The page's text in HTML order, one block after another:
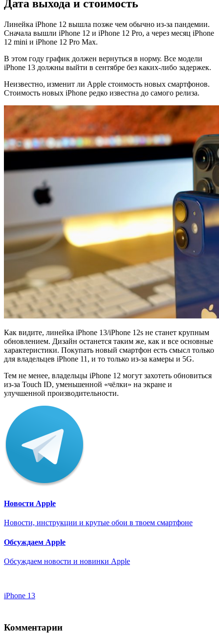
Дата выхода и стоимость
Линейка iPhone 12 вышла позже чем обычно из-за пандемии.
Сначала вышли iPhone 12 и iPhone 12 Pro, а через месяц iPhone
12 mini и iPhone 12 Pro Max.
В этом году график должен вернуться в норму. Все модели
iPhone 13 должны выйти в сентябре без каких-либо задержек.
Неизвестно, изменит ли Apple стоимость новых смартфонов.
Стоимость новых iPhone редко известна до самого релиза.
Как видите, линейка iPhone 13/iPhone 12s не станет крупным
обновлением. Дизайн останется таким же, как и все основные
характеристики. Покупать новый смартфон есть смысл только
для владельцев iPhone 11, и то только из-за камеры и 5G.
Тем не менее, владельцы iPhone 12 могут захотеть обновиться
из-за Touch ID, уменьшенной «чёлки» на экране и
улучшенной производительности.
Новости Apple
Новости, инструкции и крутые обои в твоем смартфоне
Обсуждаем Apple
Обсуждаем новости и новинки Apple
iPhone 13
Комментарии